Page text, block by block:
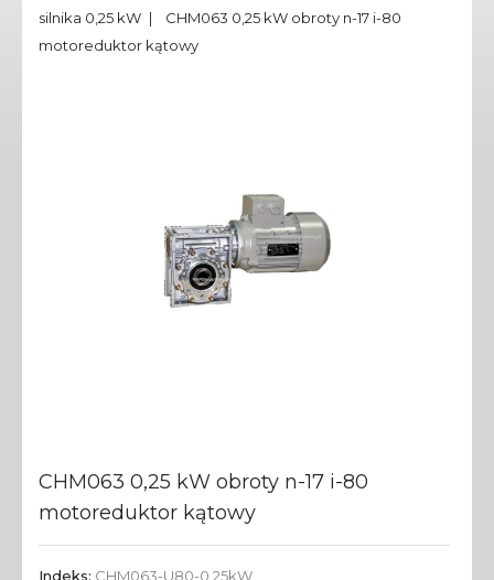
silnika 0,25 kW
CHM063 0,25 kW obroty n-17 i-80
motoreduktor kątowy
CHM063 0,25 kW obroty n-17 i-80
motoreduktor kątowy
Indeks: CHM063-U80-0,25kW